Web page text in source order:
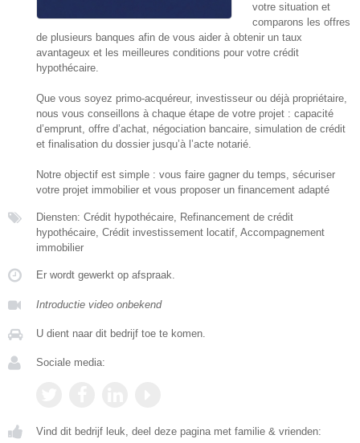
votre situation et
comparons les offres
de plusieurs banques afin de vous aider à obtenir un taux
avantageux et les meilleures conditions pour votre crédit
hypothécaire.
Que vous soyez primo-acquéreur, investisseur ou déjà propriétaire,
nous vous conseillons à chaque étape de votre projet : capacité
d’emprunt, offre d’achat, négociation bancaire, simulation de crédit
et finalisation du dossier jusqu’à l’acte notarié.
Notre objectif est simple : vous faire gagner du temps, sécuriser
votre projet immobilier et vous proposer un financement adapté
Diensten: Crédit hypothécaire, Refinancement de crédit
hypothécaire, Crédit investissement locatif, Accompagnement
immobilier
Er wordt gewerkt op afspraak.
Introductie video onbekend
U dient naar dit bedrijf toe te komen.
Sociale media:
Vind dit bedrijf leuk, deel deze pagina met familie & vrienden: